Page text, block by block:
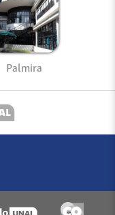
Palmira